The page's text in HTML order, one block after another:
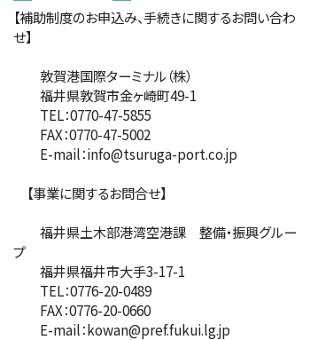
【補助制度のお申込み、手続きに関するお問い合わ
せ】
敦賀港国際ターミナル（株）
福井県敦賀市金ヶ崎町49-1
TEL：0770-47-5855
FAX：0770-47-5002
E-mail：info@tsuruga-port.co.jp
【事業に関するお問合せ】
福井県土木部港湾空港課 整備・振興グルー
プ
福井県福井市大手3-17-1
TEL：0776-20-0489
FAX：0776-20-0660
E-mail：kowan@pref.fukui.lg.jp